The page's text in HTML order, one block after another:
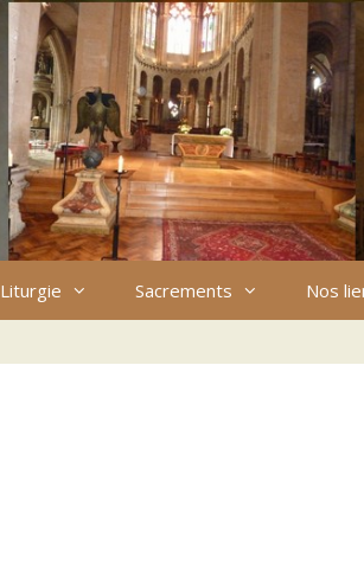
Liturgie Sacrements
Nos